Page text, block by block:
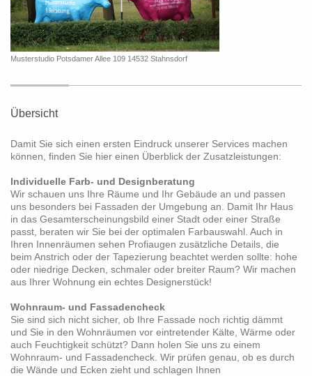
Musterstudio Potsdamer Allee 109 14532 Stahnsdorf
Übersicht
Damit Sie sich einen ersten Eindruck unserer Services machen
können, finden Sie hier einen Überblick der Zusatzleistungen:
Individuelle Farb- und Designberatung
Wir schauen uns Ihre Räume und Ihr Gebäude an und passen
uns besonders bei Fassaden der Umgebung an. Damit Ihr Haus
in das Gesamterscheinungsbild einer Stadt oder einer Straße
passt, beraten wir Sie bei der optimalen Farbauswahl. Auch in
Ihren Innenräumen sehen Profiaugen zusätzliche Details, die
beim Anstrich oder der Tapezierung beachtet werden sollte: hohe
oder niedrige Decken, schmaler oder breiter Raum? Wir machen
aus Ihrer Wohnung ein echtes Designerstück!
Wohnraum- und Fassadencheck
Sie sind sich nicht sicher, ob Ihre Fassade noch richtig dämmt
und Sie in den Wohnräumen vor eintretender Kälte, Wärme oder
auch Feuchtigkeit schützt? Dann holen Sie uns zu einem
Wohnraum- und Fassadencheck. Wir prüfen genau, ob es durch
die Wände und Ecken zieht und schlagen Ihnen